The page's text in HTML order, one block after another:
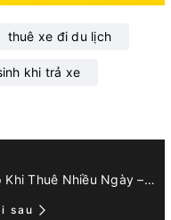
thuê xe đi du lịch
khi trả xe
Hướng Dẫn Giữ Xe Tự Lái Sạch Đẹp Khi Thuê Nhiều Ngày – Đặc Biệt Khi Đi Lễ, Du Lịch
sau